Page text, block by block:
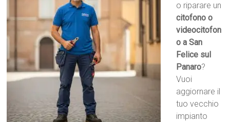
o riparare un
citofono o
videocitofon
o a San
Felice sul
Panaro?
Vuoi
aggiornare il
tuo vecchio
impianto